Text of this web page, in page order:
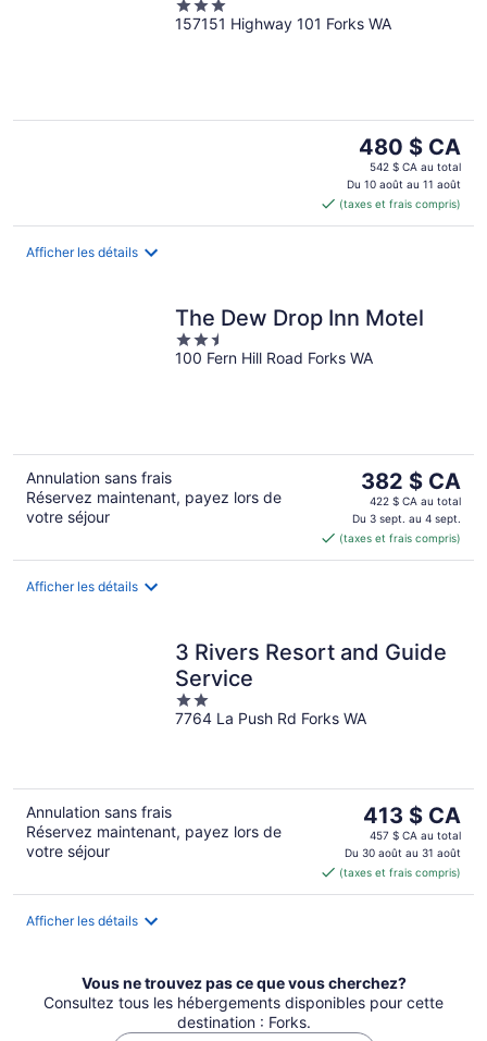
3
out
157151 Highway 101 Forks WA
Le
prix
est
de 480 $ CA
par
480 $ CA
542 $ CA au total
Du 10 août au 11 août
(taxes et frais compris)
Afficher les détails
The Dew Drop Inn Motel
2.5
out
100 Fern Hill Road Forks WA
Annulation sans frais
Réservez maintenant, payez lors de
votre séjour
Le
prix
est
de 382 $ CA
par
382 $ CA
422 $ CA au total
Du 3 sept. au 4 sept.
(taxes et frais compris)
Afficher les détails
3 Rivers Resort and Guide
Service
2
out
7764 La Push Rd Forks WA
Annulation sans frais
Réservez maintenant, payez lors de
votre séjour
Le
prix
est
de 413 $ CA
par
413 $ CA
457 $ CA au total
Du 30 août au 31 août
(taxes et frais compris)
Afficher les détails
Vous ne trouvez pas ce que vous cherchez?
Consultez tous les hébergements disponibles pour cette
destination : Forks.